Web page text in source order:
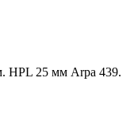
HPL 25 мм Arpa 439.